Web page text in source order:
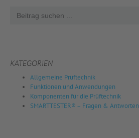
for:
KATEGORIEN
Allgemeine Prüftechnik
Funktionen und Anwendungen
Komponenten für die Prüftechnik
SMARTTESTER® – Fragen & Antworten